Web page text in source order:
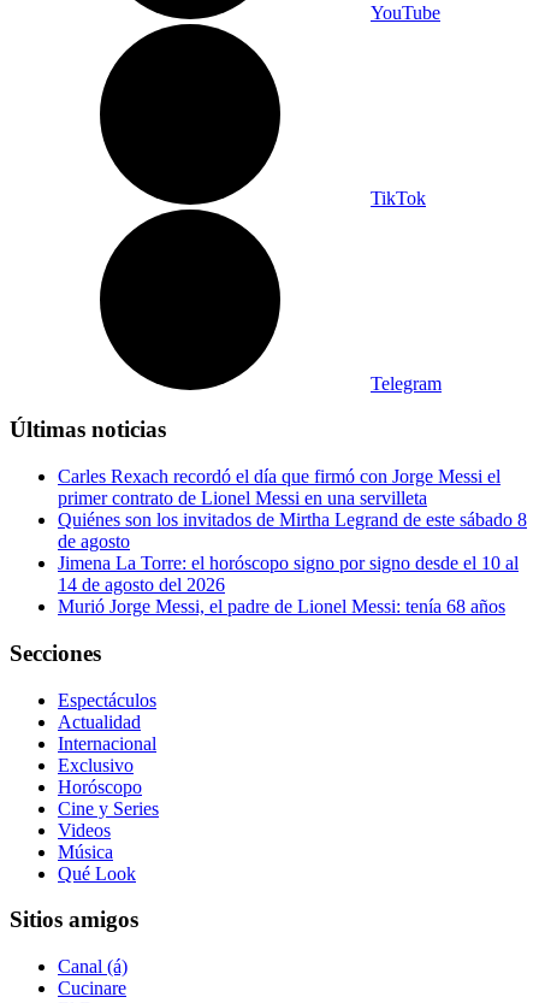
YouTube
TikTok
Telegram
Últimas noticias
Carles Rexach recordó el día que firmó con Jorge Messi el
primer contrato de Lionel Messi en una servilleta
Quiénes son los invitados de Mirtha Legrand de este sábado 8
de agosto
Jimena La Torre: el horóscopo signo por signo desde el 10 al
14 de agosto del 2026
Murió Jorge Messi, el padre de Lionel Messi: tenía 68 años
Secciones
Espectáculos
Actualidad
Internacional
Exclusivo
Horóscopo
Cine y Series
Videos
Música
Qué Look
Sitios amigos
Canal (á)
Cucinare